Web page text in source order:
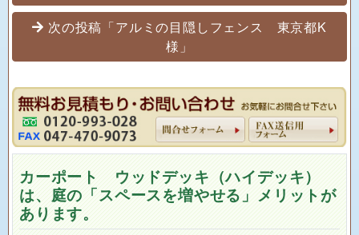
次の投稿「アルミの目隠しフェンス 東京都K
様」
カーポート ウッドデッキ（ハイデッキ）
は、庭の「スペースを増やせる」メリットが
あります。